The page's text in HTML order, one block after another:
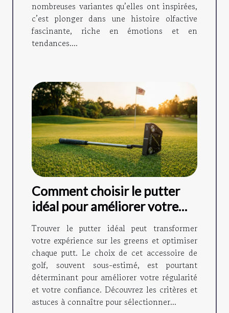
nombreuses variantes qu’elles ont inspirées,
c’est plonger dans une histoire olfactive
fascinante, riche en émotions et en
tendances....
Comment choisir le putter
idéal pour améliorer votre
jeu ?
Trouver le putter idéal peut transformer
votre expérience sur les greens et optimiser
chaque putt. Le choix de cet accessoire de
golf, souvent sous-estimé, est pourtant
déterminant pour améliorer votre régularité
et votre confiance. Découvrez les critères et
astuces à connaître pour sélectionner...